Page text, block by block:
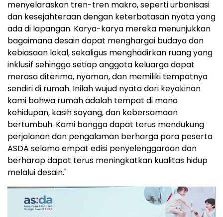
menyelaraskan tren-tren makro, seperti urbanisasi
dan kesejahteraan dengan keterbatasan nyata yang
ada di lapangan. Karya-karya mereka menunjukkan
bagaimana desain dapat menghargai budaya dan
kebiasaan lokal, sekaligus menghadirkan ruang yang
inklusif sehingga setiap anggota keluarga dapat
merasa diterima, nyaman, dan memiliki tempatnya
sendiri di rumah. Inilah wujud nyata dari keyakinan
kami bahwa rumah adalah tempat di mana
kehidupan, kasih sayang, dan kebersamaan
bertumbuh. Kami bangga dapat terus mendukung
perjalanan dan pengalaman berharga para peserta
ASDA selama empat edisi penyelenggaraan dan
berharap dapat terus meningkatkan kualitas hidup
melalui desain."